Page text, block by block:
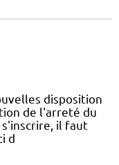
disposition
de l'arreté du
s'inscrire, il faut
d